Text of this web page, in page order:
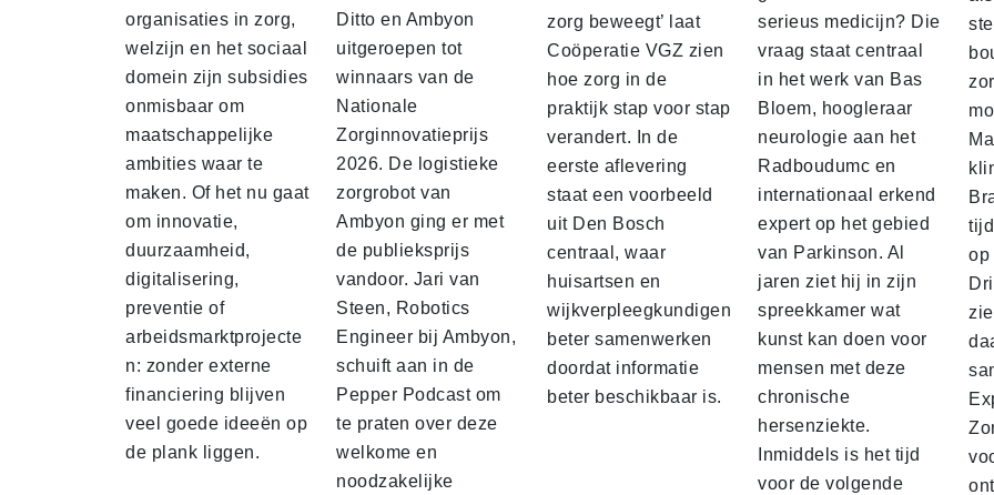
organisaties in zorg,
welzijn en het sociaal
domein zijn subsidies
onmisbaar om
maatschappelijke
ambities waar te
maken. Of het nu gaat
om innovatie,
duurzaamheid,
digitalisering,
preventie of
arbeidsmarktprojecte
n: zonder externe
financiering blijven
veel goede ideeën op
de plank liggen.
Ditto en Ambyon
uitgeroepen tot
winnaars van de
Nationale
Zorginnovatieprijs
2026. De logistieke
zorgrobot van
Ambyon ging er met
de publieksprijs
vandoor. Jari van
Steen, Robotics
Engineer bij Ambyon,
schuift aan in de
Pepper Podcast om
te praten over deze
welkome en
noodzakelijke
zorg beweegt’ laat
Coöperatie VGZ zien
hoe zorg in de
praktijk stap voor stap
verandert. In de
eerste aflevering
staat een voorbeeld
uit Den Bosch
centraal, waar
huisartsen en
wijkverpleegkundigen
beter samenwerken
doordat informatie
beter beschikbaar is.
serieus medicijn? Die
vraag staat centraal
in het werk van Bas
Bloem, hoogleraar
neurologie aan het
Radboudumc en
internationaal erkend
expert op het gebied
van Parkinson. Al
jaren ziet hij in zijn
spreekkamer wat
kunst kan doen voor
mensen met deze
chronische
hersenziekte.
Inmiddels is het tijd
voor de volgende
op